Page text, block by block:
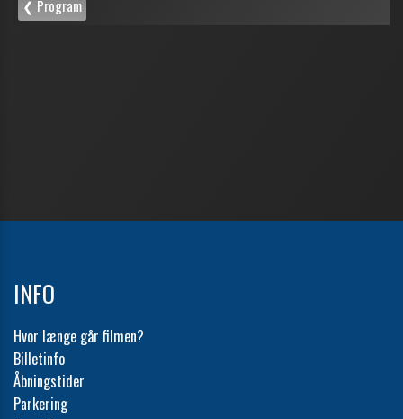
INFO
Hvor længe går filmen?
Billetinfo
Åbningstider
Parkering